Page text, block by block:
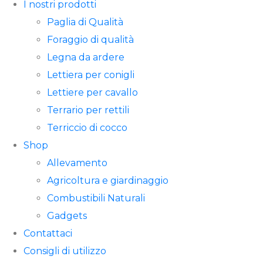
I nostri prodotti
Paglia di Qualità
Foraggio di qualità
Legna da ardere
Lettiera per conigli
Lettiere per cavallo
Terrario per rettili
Terriccio di cocco
Shop
Allevamento
Agricoltura e giardinaggio
Combustibili Naturali
Gadgets
Contattaci
Consigli di utilizzo